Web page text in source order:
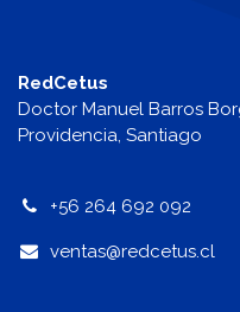
RedCetus
Doctor Manuel Barros
Providencia, Santiago
+56 264 692 092
ventas@redcetus.cl